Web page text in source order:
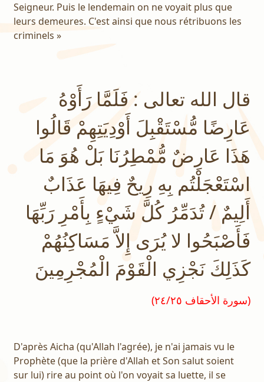
Seigneur. Puis le lendemain on ne voyait plus que
leurs demeures. C'est ainsi que nous rétribuons les
criminels »
قال الله تعالى : فَلَمَّا رَأَوْهُ
عَارِضًا مُّسْتَقْبِلَ أَوْدِيَتِهِمْ قَالُوا
هَذَا عَارِضٌ مُّمْطِرُنَا بَلْ هُوَ مَا
اسْتَعْجَلْتُم بِهِ رِيحٌ فِيهَا عَذَابٌ
أَلِيمٌ / تُدَمِّرُ كُلَّ شَيْءٍ بِأَمْرِ رَبِّهَا
فَأَصْبَحُوا لا يُرَى إِلاَّ مَسَاكِنُهُمْ
كَذَلِكَ نَجْزِي الْقَوْمَ الْمُجْرِمِينَ
(سورة الأحقاف ٢٤/٢٥)
D'après Aicha (qu'Allah l'agrée), je n'ai jamais vu le
Prophète (que la prière d'Allah et Son salut soient
sur lui) rire au point où l'on voyait sa luette, il se